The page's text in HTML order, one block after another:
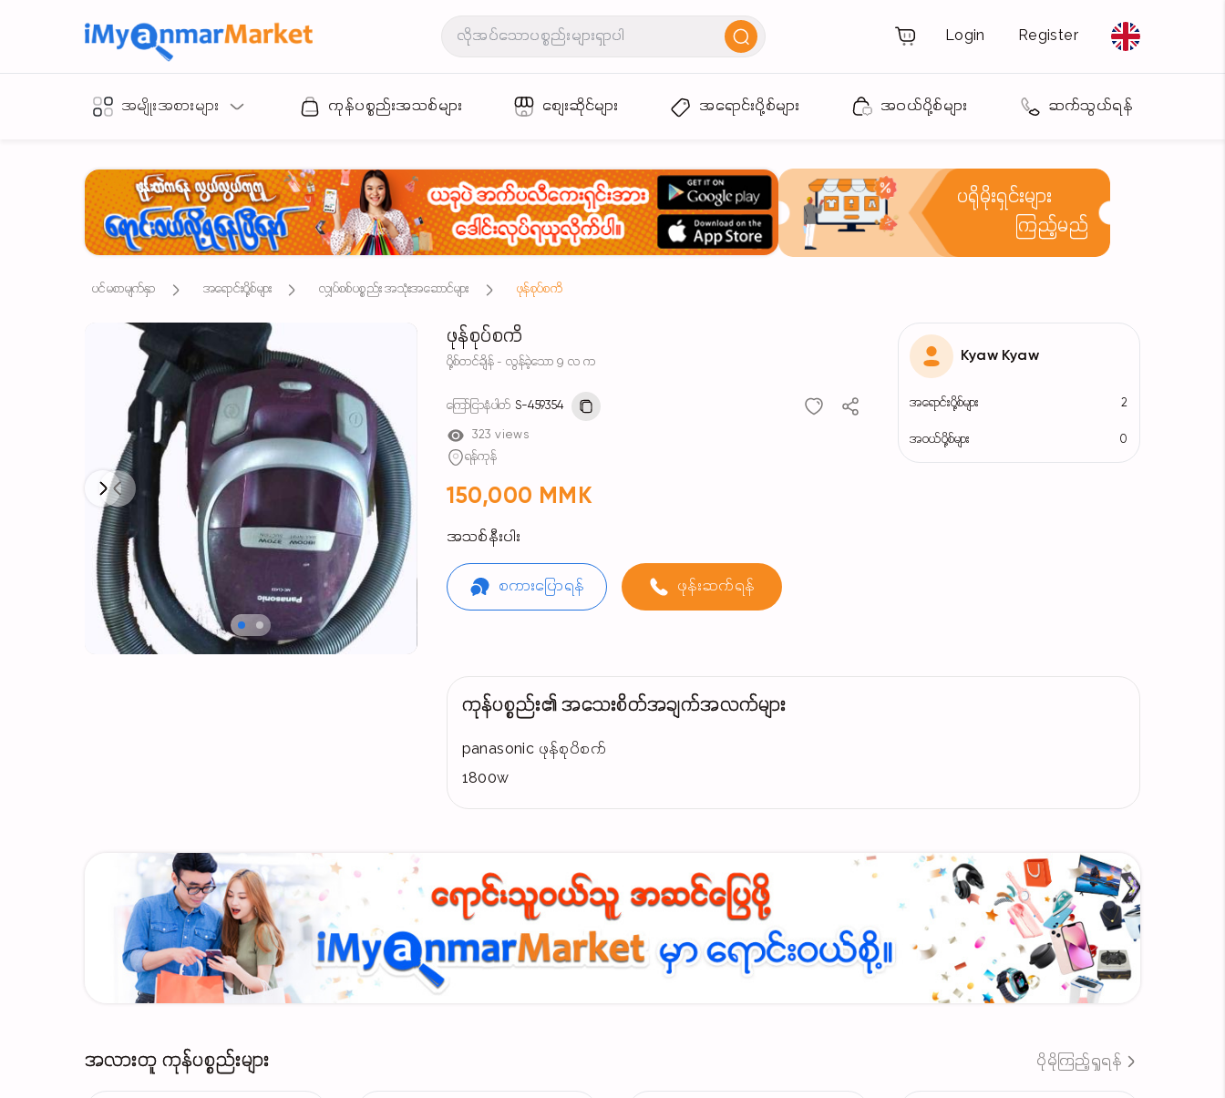
Login Register
အမျိုးအစားများ ကုန်ပစ္စည်းအသစ်များ စျေးဆိုင်များ အရောင်းပို့စ်များ အဝယ်ပို့စ်များ ဆက်သွယ်ရန်
ပရိုမိုးရှင်းများ
ကြည့်မည်
ပင်မစာမျက်နှာ အရောင်းပို့စ်များ လျှပ်စစ်ပစ္စည်း အသုံးအဆောင်များ ဖုန်စုပ်စကိ
Previous
Next
ဖုန်စုပ်စကိ
ပို့စ်တင်ချိန် - လွန်ခဲ့သော 9 လ က
ကြော်ငြာနံပါတ် S-459354
323 views
ရန်ကုန်
150,000 MMK
အသစ်နီးပါး
စကားပြောရန် ဖုန်းဆက်ရန်
Kyaw Kyaw
အရောင်းပို့စ်များ 2
အဝယ်ပို့စ်များ 0
ကုန်ပစ္စည်း၏ အသေးစိတ်အချက်အလက်များ
panasonic ဖုန်စုပိစက်
1800w
အလားတူ ကုန်ပစ္စည်းများ ပိုမိုကြည့်ရှုရန်